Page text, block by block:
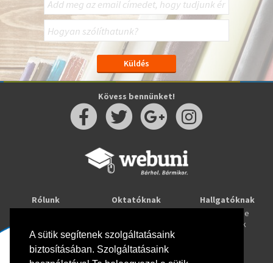
A sütik segítenek szolgáltatásaink
biztosításában. Szolgáltatásaink
Kövess bennünket!
Rólunk
Oktatóknak
Webuni Stúdió
Hallgatóknak
Tanulj online
Képzések
Info